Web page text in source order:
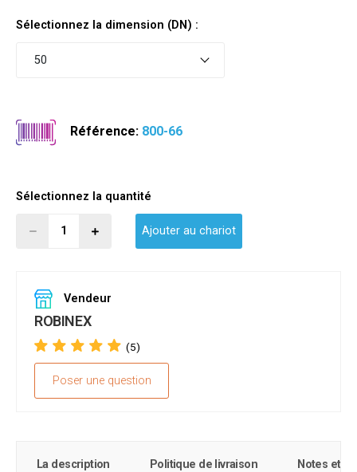
Sélectionnez la dimension (DN) :
50
Référence: 800-66
Sélectionnez la quantité
Ajouter au chariot
Vendeur
ROBINEX
(5)
Poser une question
La description Politique de livraison Notes et